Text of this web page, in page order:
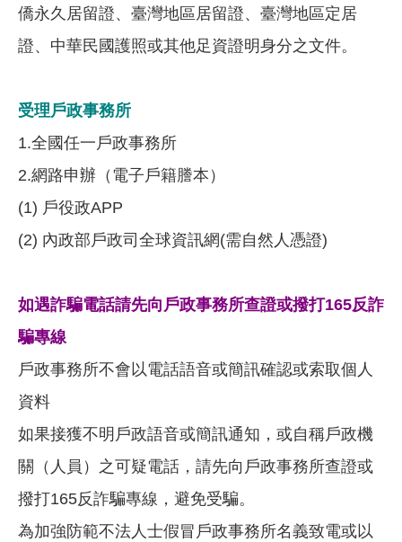
僑永久居留證、臺灣地區居留證、臺灣地區定居
證、中華民國護照或其他足資證明身分之文件。
受理戶政事務所
1.全國任一戶政事務所
2.網路申辦（電子戶籍謄本）
(1) 戶役政APP
(2) 內政部戶政司全球資訊網(需自然人憑證)
如遇詐騙電話請先向戶政事務所查證或撥打165反詐
騙專線
戶政事務所不會以電話語音或簡訊確認或索取個人
資料
如果接獲不明戶政語音或簡訊通知，或自稱戶政機
關（人員）之可疑電話，請先向戶政事務所查證或
撥打165反詐騙專線，避免受騙。
為加強防範不法人士假冒戶政事務所名義致電或以